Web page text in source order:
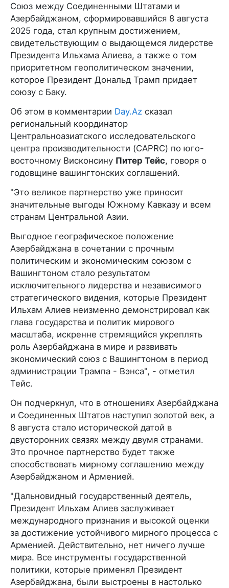
Союз между Соединенными Штатами и
Азербайджаном, сформировавшийся 8 августа
2025 года, стал крупным достижением,
свидетельствующим о выдающемся лидерстве
Президента Ильхама Алиева, а также о том
приоритетном геополитическом значении,
которое Президент Дональд Трамп придает
союзу с Баку.
Об этом в комментарии Day.Az сказал
региональный координатор
Центральноазиатского исследовательского
центра производительности (CAPRC) по юго-
восточному Висконсину Питер Тейс, говоря о
годовщине вашингтонских соглашений.
"Это великое партнерство уже приносит
значительные выгоды Южному Кавказу и всем
странам Центральной Азии.
Выгодное географическое положение
Азербайджана в сочетании с прочным
политическим и экономическим союзом с
Вашингтоном стало результатом
исключительного лидерства и независимого
стратегического видения, которые Президент
Ильхам Алиев неизменно демонстрировал как
глава государства и политик мирового
масштаба, искренне стремящийся укреплять
роль Азербайджана в мире и развивать
экономический союз с Вашингтоном в период
администрации Трампа - Вэнса", - отметил
Тейс.
Он подчеркнул, что в отношениях Азербайджана
и Соединенных Штатов наступил золотой век, а
8 августа стало исторической датой в
двусторонних связях между двумя странами.
Это прочное партнерство будет также
способствовать мирному соглашению между
Азербайджаном и Арменией.
"Дальновидный государственный деятель,
Президент Ильхам Алиев заслуживает
международного признания и высокой оценки
за достижение устойчивого мирного процесса с
Арменией. Действительно, нет ничего лучше
мира. Все инструменты государственной
политики, которые применял Президент
Азербайджана, были выстроены в настолько